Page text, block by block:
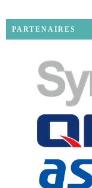
PARTENAIRES